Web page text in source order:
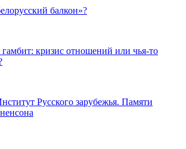
балкон»?
гамбит: кризис отношений или чья-то
Русского зарубежья. Памяти